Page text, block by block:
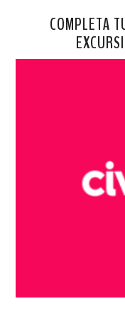
COMPLETA